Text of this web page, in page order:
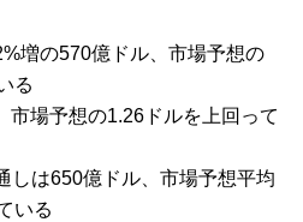
増の570億ドル、市場予想の
る
市場予想の1.26ドルを上回って
しは650億ドル、市場予想平均
いる